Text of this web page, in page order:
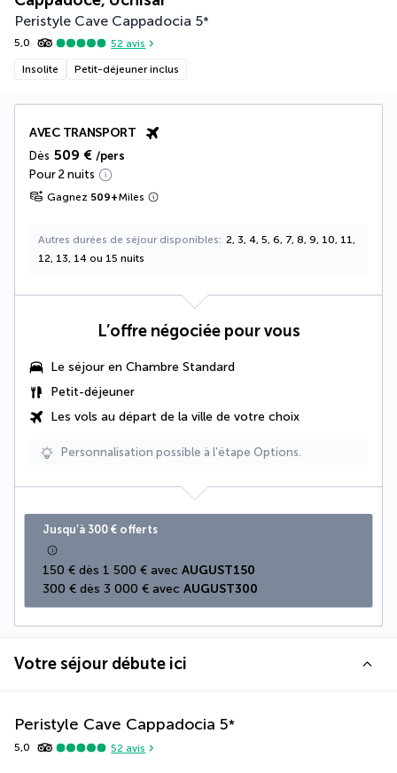
Peristyle Cave Cappadocia 5*
5,0 52 avis
Insolite Petit-déjeuner inclus
AVEC TRANSPORT
Dès 509 € /pers
Pour 2 nuits
Gagnez 509+Miles
Autres durées de séjour disponibles
2, 3, 4, 5, 6, 7, 8, 9, 10, 11,
12, 13, 14 ou 15 nuits
L’offre négociée pour vous
Le séjour en Chambre Standard
Petit-déjeuner
Les vols au départ de la ville de votre choix
Personnalisation possible à l’étape Options.
Jusqu’à 300 € offerts
150 € dès 1 500 € avec AUGUST150
300 € dès 3 000 € avec AUGUST300
Votre séjour débute ici
Peristyle Cave Cappadocia 5*
5,0 52 avis